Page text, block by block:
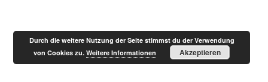
Durch die weitere Nutzung der Seite stimmst du der Verwendung
von Cookies zu.Weitere Informationen Akzeptieren